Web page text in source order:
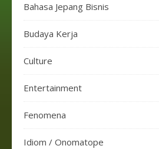
Bahasa Jepang Bisnis
Budaya Kerja
Culture
Entertainment
Fenomena
Idiom / Onomatope